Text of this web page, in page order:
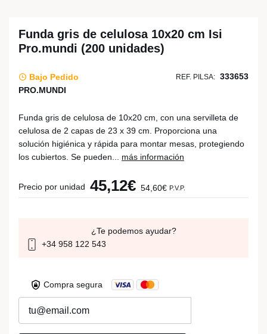
Funda gris de celulosa 10x20 cm Isi
Pro.mundi (200 unidades)
Bajo Pedido REF. PILSA: 333653
PRO.MUNDI
Funda gris de celulosa de 10x20 cm, con una servilleta de
celulosa de 2 capas de 23 x 39 cm. Proporciona una
solución higiénica y rápida para montar mesas, protegiendo
los cubiertos. Se pueden... más información
Precio por unidad 45,12€ 54,60€ P.V.P.
¿Te podemos ayudar?
+34 958 122 543
Compra segura